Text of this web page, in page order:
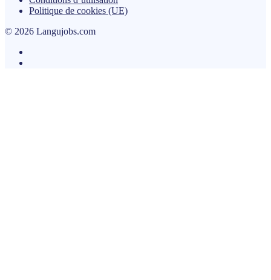
Politique de cookies (UE)
© 2026 Langujobs.com